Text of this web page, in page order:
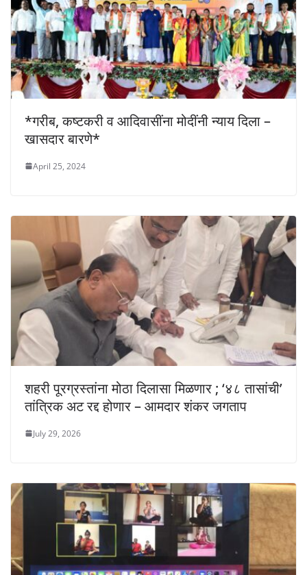
*गरीब, कष्टकरी व आदिवासींना मोदींनी न्याय दिला –
खासदार बारणे*
April 25, 2024
शहरी पूरग्रस्तांना मोठा दिलासा मिळणार ; ‘४८ तासांची’
तांत्रिक अट रद्द होणार – आमदार शंकर जगताप
July 29, 2026